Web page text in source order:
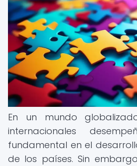
En un mundo
internacionales
fundamental en el
de los países. Sin